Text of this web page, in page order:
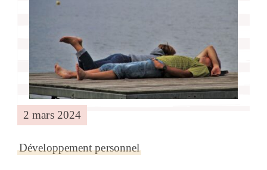
2 mars 2024
Développement personnel